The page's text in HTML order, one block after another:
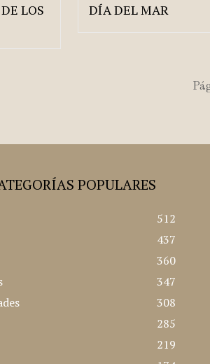
LOS
DÍA DEL MAR
POPULARES
512
437
360
347
308
285
219